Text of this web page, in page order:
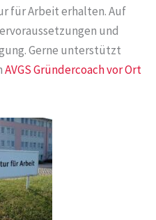
für Arbeit erhalten. Auf
und
Gerne unterstützt
AVGS Gründercoach vor Ort